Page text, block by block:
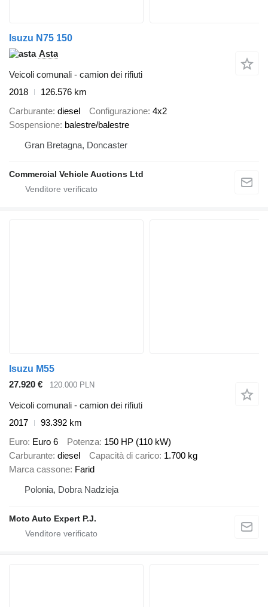
Isuzu N75 150
Asta
Veicoli comunali - camion dei rifiuti
2018
126.576 km
Carburante diesel Configurazione 4x2
Sospensione balestre/balestre
Gran Bretagna, Doncaster
Commercial Vehicle Auctions Ltd
Isuzu M55
27.920 €
120.000 PLN
Veicoli comunali - camion dei rifiuti
2017
93.392 km
Euro Euro 6 Potenza 150 HP (110 kW)
Carburante diesel Capacità di carico 1.700 kg
Marca cassone Farid
Polonia, Dobra Nadzieja
Moto Auto Expert P.J.